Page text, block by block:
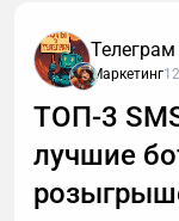
Транскрибация
позволяя
буквально за
работы этой
также — как
расшифровку,
технике.
Маркетинг
ТОП-3
лучшие